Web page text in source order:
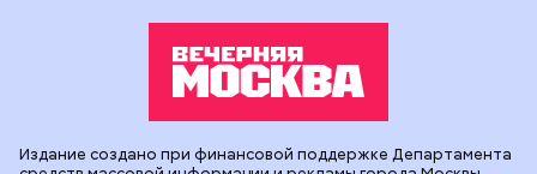
Издание создано при финансовой поддержке Департамента